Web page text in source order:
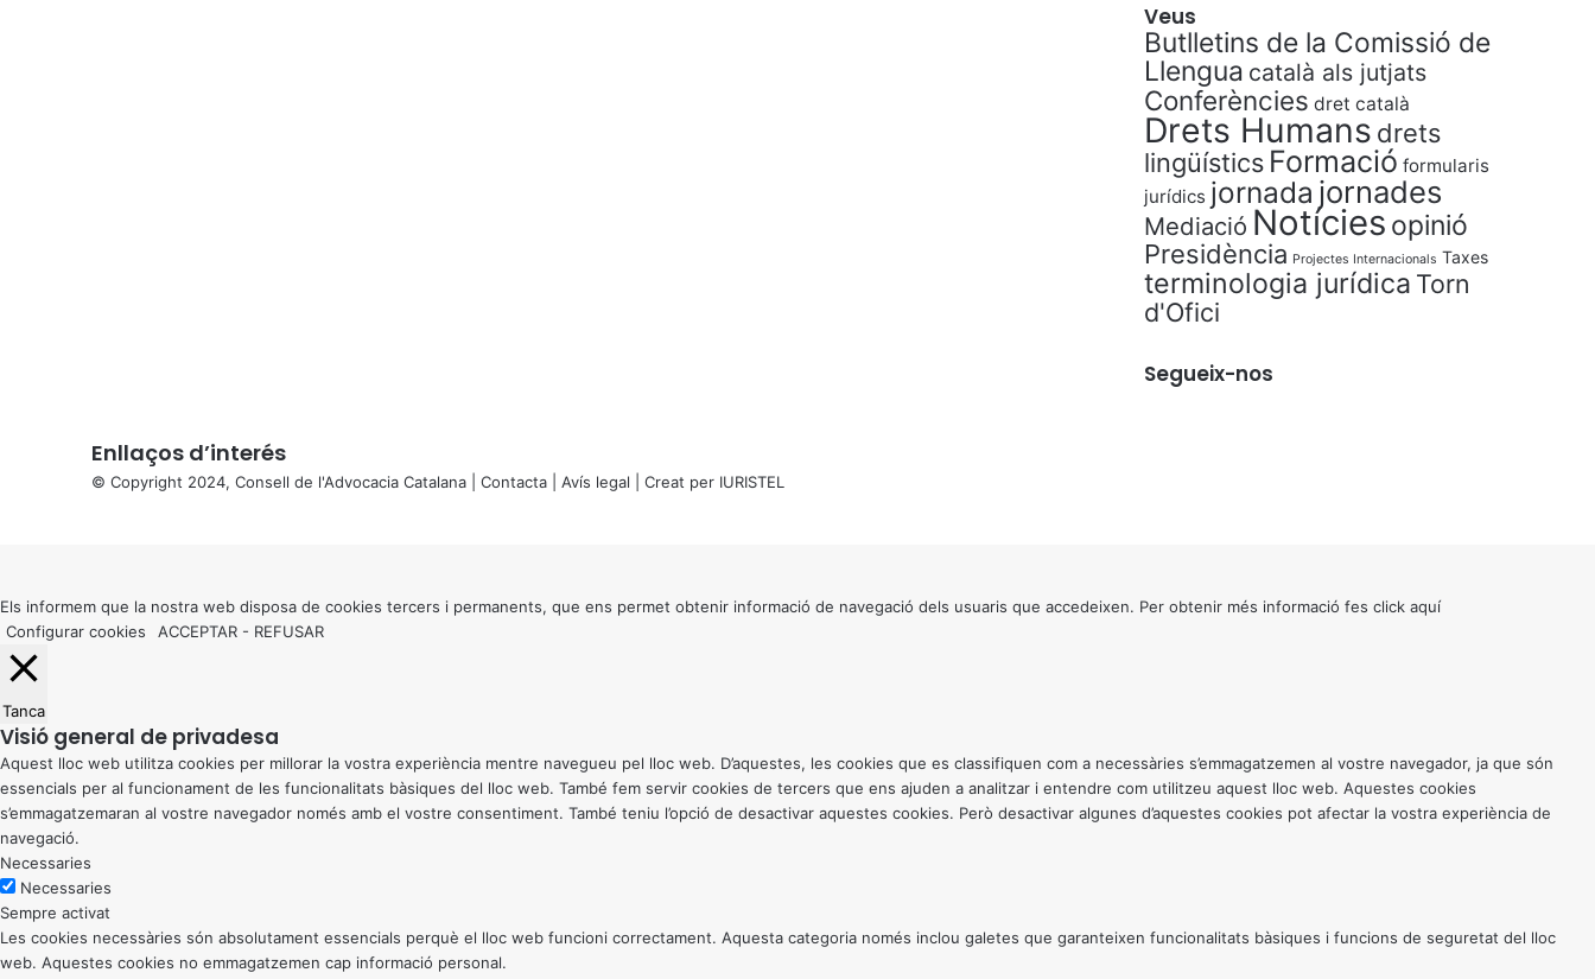
Veus
Butlletins de la Comissió de
Llengua català als jutjats
Conferències dret català
Drets Humans drets
lingüístics Formació formularis
jurídics jornada jornades
Mediació Notícies opinió
Presidència Projectes Internacionals Taxes
terminologia jurídica Torn
d'Ofici
Segueix-nos
Enllaços d’interés
© Copyright 2024, Consell de l'Advocacia Catalana | Contacta Avís legal | Creat per IURISTEL
button
Els informem que la nostra web disposa de cookies tercers i permanents, que ens permet obtenir informació de navegació dels usuaris que accedeixen. Per obtenir més informació fes click aquí
Configurar cookies
ACCEPTAR - REFUSAR
Tanca
Visió general de privadesa
Aquest lloc web utilitza cookies per millorar la vostra experiència mentre navegueu pel lloc web. D’aquestes, les cookies que es classifiquen com a necessàries s’emmagatzemen al vostre navegador, ja que són
essencials per al funcionament de les funcionalitats bàsiques del lloc web. També fem servir cookies de tercers que ens ajuden a analitzar i entendre com utilitzeu aquest lloc web. Aquestes cookies
s’emmagatzemaran al vostre navegador només amb el vostre consentiment. També teniu l’opció de desactivar aquestes cookies. Però desactivar algunes d’aquestes cookies pot afectar la vostra experiència de
navegació.
Necessaries
Necessaries
Sempre activat
Les cookies necessàries són absolutament essencials perquè el lloc web funcioni correctament. Aquesta categoria només inclou galetes que garanteixen funcionalitats bàsiques i funcions de seguretat del lloc
web. Aquestes cookies no emmagatzemen cap informació personal.